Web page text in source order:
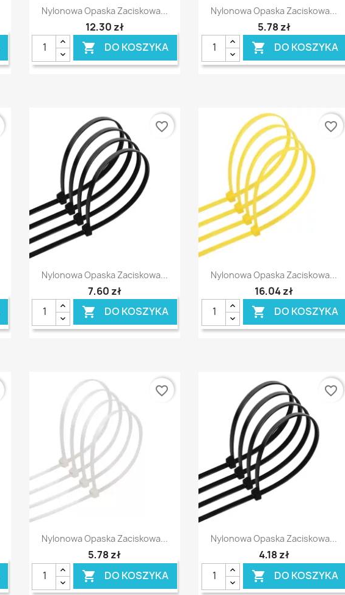
Szybki podgląd
Nylonowa Opaska Zaciskowa...
12,30 zł
 DO KOSZYKA
Szybki podgląd
Nylonowa Opaska Zaciskowa...
5,78 zł
 DO KOSZYKA
Szybki podgląd
Nylonowa Opaska Zaciskowa...
7,60 zł
 DO KOSZYKA
favorite_border
Szybki podgląd
Nylonowa Opaska Zaciskowa...
16,04 zł
 DO KOSZYKA
favorite_border
Szybki podgląd
Nylonowa Opaska Zaciskowa...
5,78 zł
 DO KOSZYKA
favorite_border
Szybki podgląd
Nylonowa Opaska Zaciskowa...
4,18 zł
 DO KOSZYKA
favorite_border